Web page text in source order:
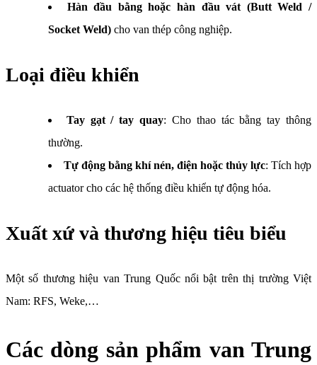
Hàn đầu bằng hoặc hàn đầu vát (Butt Weld /
Socket Weld) cho van thép công nghiệp.
Loại điều khiển
Tay gạt / tay quay: Cho thao tác bằng tay thông
thường.
Tự động bằng khí nén, điện hoặc thủy lực: Tích hợp
actuator cho các hệ thống điều khiển tự động hóa.
Xuất xứ và thương hiệu tiêu biểu
Một số thương hiệu van Trung Quốc nổi bật trên thị trường Việt
Nam: RFS, Weke,…
Các dòng sản phẩm van Trung